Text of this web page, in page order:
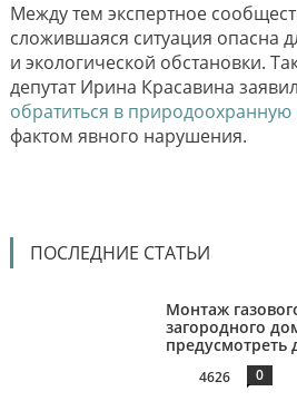
Между тем экспертное
сложившаяся ситуация опасна
и экологической обстановки.
депутат Ирина Красавина
обратиться в природоохранную
фактом явного нарушения.
ПОСЛЕДНИЕ СТАТЬИ
Монтаж
загородного
предусмотреть
4626 0